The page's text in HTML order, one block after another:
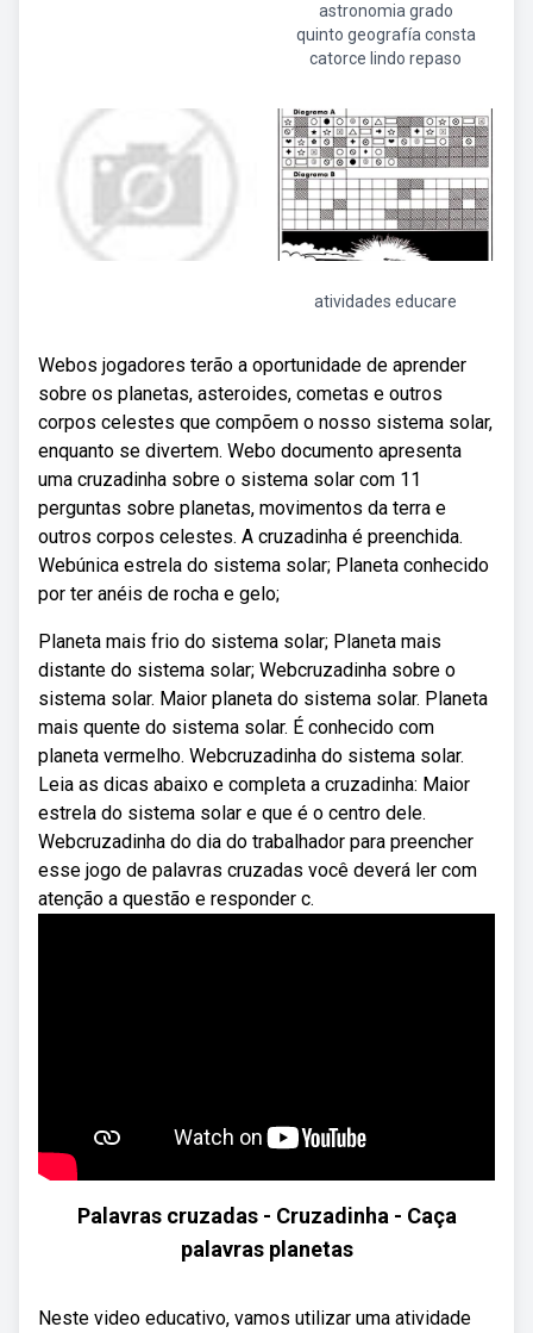
astronomia grado
quinto geografía consta
catorce lindo repaso
atividades educare
Webos jogadores terão a oportunidade de aprender
sobre os planetas, asteroides, cometas e outros
corpos celestes que compõem o nosso sistema solar,
enquanto se divertem. Webo documento apresenta
uma cruzadinha sobre o sistema solar com 11
perguntas sobre planetas, movimentos da terra e
outros corpos celestes. A cruzadinha é preenchida.
Webúnica estrela do sistema solar; Planeta conhecido
por ter anéis de rocha e gelo;
Planeta mais frio do sistema solar; Planeta mais
distante do sistema solar; Webcruzadinha sobre o
sistema solar. Maior planeta do sistema solar. Planeta
mais quente do sistema solar. É conhecido com
planeta vermelho. Webcruzadinha do sistema solar.
Leia as dicas abaixo e completa a cruzadinha: Maior
estrela do sistema solar e que é o centro dele.
Webcruzadinha do dia do trabalhador para preencher
esse jogo de palavras cruzadas você deverá ler com
atenção a questão e responder c.
Palavras cruzadas - Cruzadinha - Caça
palavras planetas
Neste video educativo, vamos utilizar uma atividade